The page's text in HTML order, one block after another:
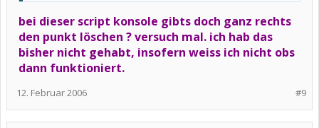
bei dieser script konsole gibts doch ganz rechts
den punkt löschen ? versuch mal. ich hab das
bisher nicht gehabt, insofern weiss ich nicht obs
dann funktioniert.
#9
12. Februar 2006